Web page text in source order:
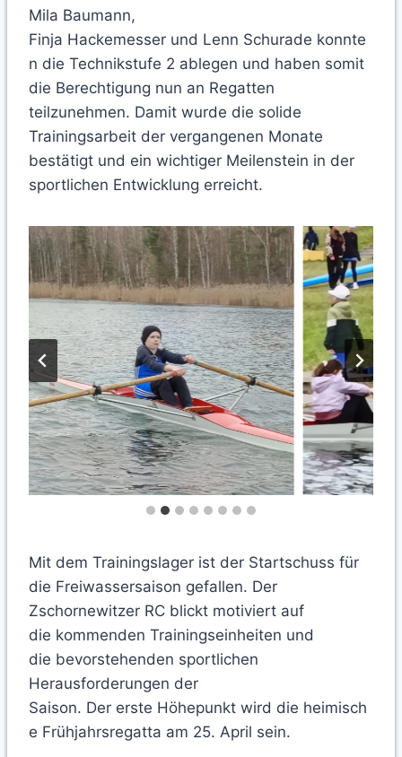
Mila Baumann,
Finja Hackemesser und Lenn Schurade konnte
n die Technikstufe 2 ablegen und haben somit
die Berechtigung nun an Regatten
teilzunehmen. Damit wurde die solide
Trainingsarbeit der vergangenen Monate
bestätigt und ein wichtiger Meilenstein in der
sportlichen Entwicklung erreicht.
Mit dem Trainingslager ist der Startschuss für
die Freiwassersaison gefallen. Der
Zschornewitzer RC blickt motiviert auf
die kommenden Trainingseinheiten und
die bevorstehenden sportlichen
Herausforderungen der
Saison. Der erste Höhepunkt wird die heimisch
e Frühjahrsregatta am 25. April sein.